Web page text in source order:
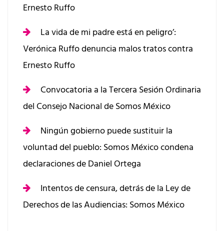
Ernesto Ruffo
La vida de mi padre está en peligro’:
Verónica Ruffo denuncia malos tratos contra
Ernesto Ruffo
Convocatoria a la Tercera Sesión Ordinaria
del Consejo Nacional de Somos México
Ningún gobierno puede sustituir la
voluntad del pueblo: Somos México condena
declaraciones de Daniel Ortega
Intentos de censura, detrás de la Ley de
Derechos de las Audiencias: Somos México